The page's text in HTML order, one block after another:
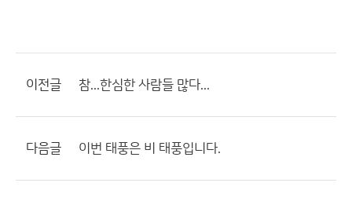
이전글 참...한심한 사람들 많다...
다음글 이번 태풍은 비 태풍입니다.